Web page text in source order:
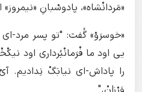
«مَردانْشاه»، پادوسْبانِ
«خوسرَوْ» گُفت: "تو پسر مرد-
یی اود ما فْرَمانْبُرداری اود
را پاداش-ای نیابَگْ نِدادیم.